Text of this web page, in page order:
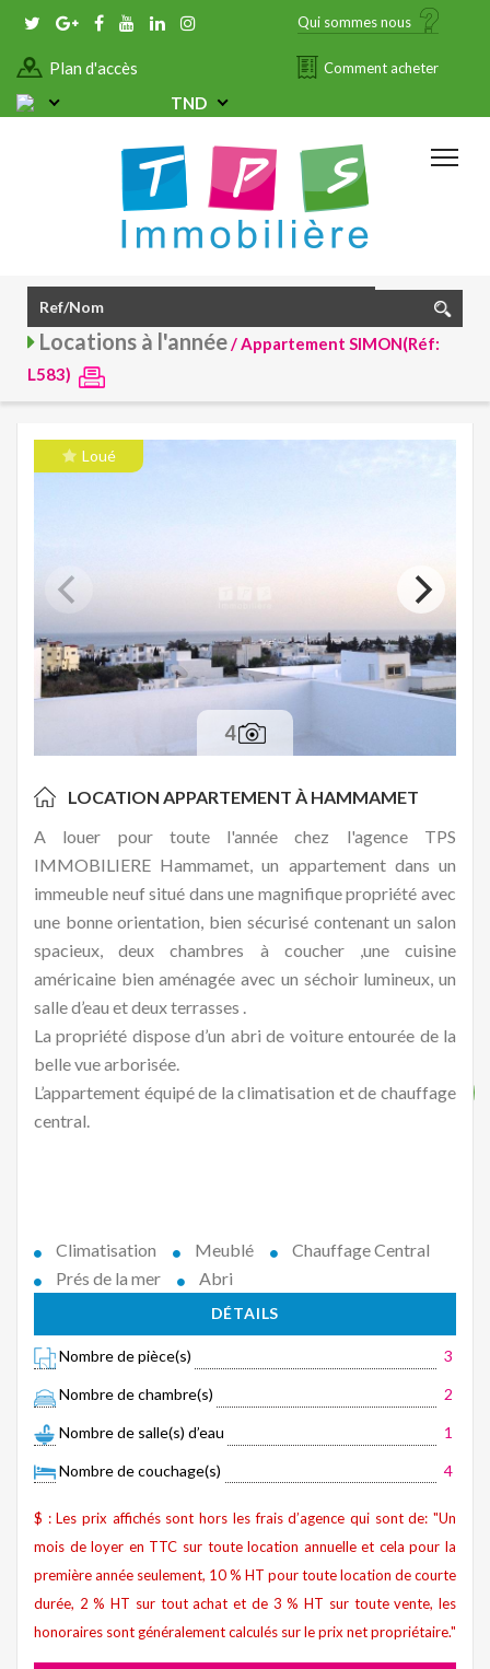
Qui sommes nous
Plan d'accès Comment acheter
TND
Locations à l'année/ Appartement SIMON(Réf:
L583)
Loué
4
LOCATION APPARTEMENT À HAMMAMET
A louer pour toute l'année chez l'agence TPS
IMMOBILIERE Hammamet, un appartement dans un
immeuble neuf situé dans une magnifique propriété avec
une bonne orientation, bien sécurisé contenant un salon
spacieux, deux chambres à coucher ,une cuisine
américaine bien aménagée avec un séchoir lumineux, un
salle d’eau et deux terrasses .
La propriété dispose d’un abri de voiture entourée de la
belle vue arborisée.
L’appartement équipé de la climatisation et de chauffage
central.
Climatisation Meublé
Chauffage Central
Prés de la mer
Abri
DÉTAILS
Nombre de pièce(s) 3
Nombre de chambre(s) 2
Nombre de salle(s) d’eau 1
Nombre de couchage(s) 4
$ : Les prix affichés sont hors les frais d’agence qui sont de: "Un
mois de loyer en TTC sur toute location annuelle et cela pour la
première année seulement, 10 % HT pour toute location de courte
durée, 2 % HT sur tout achat et de 3 % HT sur toute vente, les
honoraires sont généralement calculés sur le prix net propriétaire."